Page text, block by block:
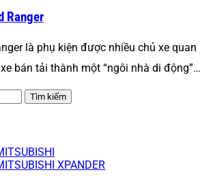
Ranger
là phụ kiện được nhiều chủ xe quan
bán tải thành một “ngôi nhà di động”…
Tìm kiếm
XPANDER